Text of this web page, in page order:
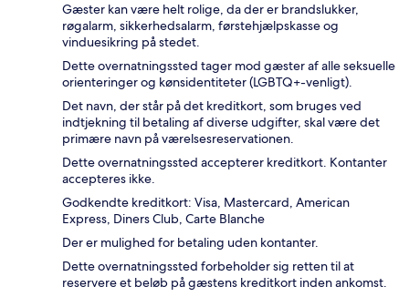
Gæster kan være helt rolige, da der er brandslukker,
røgalarm, sikkerhedsalarm, førstehjælpskasse og
vinduesikring på stedet.
Dette overnatningssted tager mod gæster af alle seksuelle
orienteringer og kønsidentiteter (LGBTQ+-venligt).
Det navn, der står på det kreditkort, som bruges ved
indtjekning til betaling af diverse udgifter, skal være det
primære navn på værelsesreservationen.
Dette overnatningssted accepterer kreditkort. Kontanter
accepteres ikke.
Godkendte kreditkort: Visa, Mastercard, American
Express, Diners Club, Carte Blanche
Der er mulighed for betaling uden kontanter.
Dette overnatningssted forbeholder sig retten til at
reservere et beløb på gæstens kreditkort inden ankomst.